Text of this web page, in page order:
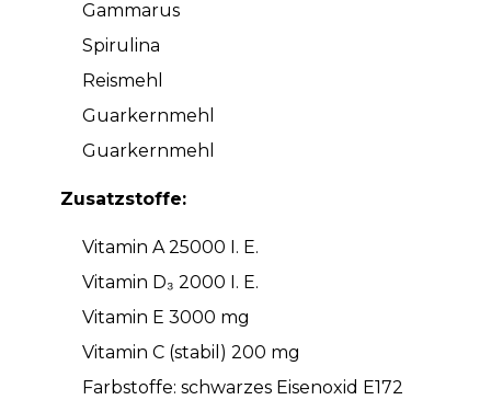
Gammarus
Spirulina
Reismehl
Guarkernmehl
Guarkernmehl
Zusatzstoffe:
Vitamin A 25000 I. E.
Vitamin D₃ 2000 I. E.
Vitamin E 3000 mg
Vitamin C (stabil) 200 mg
Farbstoffe: schwarzes Eisenoxid E172